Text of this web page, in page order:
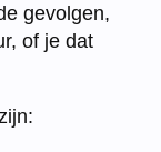
gevolgen,
of je dat